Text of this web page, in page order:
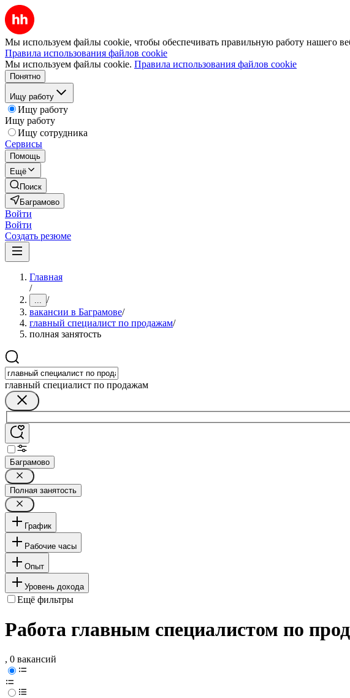
Мы используем файлы cookie, чтобы обеспечивать правильную работу нашего
Правила использования файлов cookie
Мы используем файлы cookie. Правила использования файлов cookie
Понятно
Ищу работу
Ищу работу
Ищу работу
Ищу сотрудника
Сервисы
Помощь
Ещё
Поиск
Баграмово
Войти
Войти
Создать резюме
Главная
/
... /
вакансии в Баграмове/
главный специалист по продажам/
полная занятость
главный специалист по продажам
Баграмово
Полная занятость
График
Рабочие часы
Опыт
Уровень дохода
Ещё фильтры
Работа главным специалистом по
, 0 вакансий